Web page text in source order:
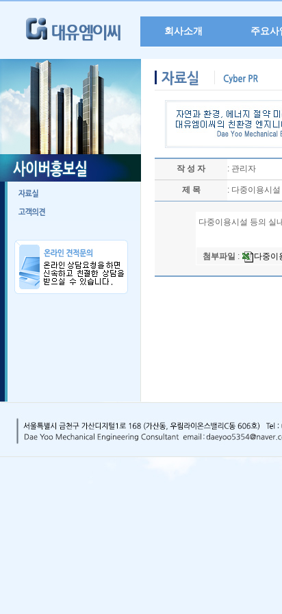
회사소개 주요사
작 성 자 : 관리자
제 목 : 다중이용시
다중이용시설 등의 실
첨부파일 : 다중이